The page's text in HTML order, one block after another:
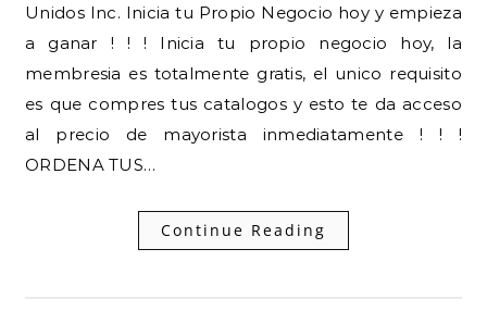
Unidos Inc. Inicia tu Propio Negocio hoy y empieza
a ganar ! ! ! Inicia tu propio negocio hoy, la
membresia es totalmente gratis, el unico requisito
es que compres tus catalogos y esto te da acceso
al precio de mayorista inmediatamente ! ! !
ORDENA TUS…
Continue Reading